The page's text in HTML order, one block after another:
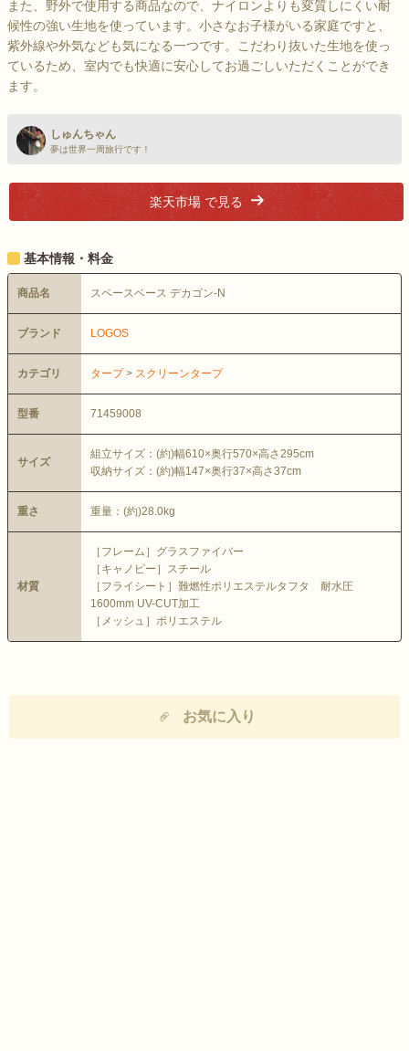
また、野外で使用する商品なので、ナイロンよりも変質しにくい耐
候性の強い生地を使っています。小さなお子様がいる家庭ですと、
紫外線や外気なども気になる一つです。こだわり抜いた生地を使っ
ているため、室内でも快適に安心してお過ごしいただくことができ
ます。
しゅんちゃん
夢は世界一周旅行です！
楽天市場 で見る
基本情報・料金
商品名 スペースベース デカゴン-N
ブランド LOGOS
カテゴリ タープ> スクリーンタープ
型番 71459008
サイズ
組立サイズ：(約)幅610×奥行570×高さ295cm
収納サイズ：(約)幅147×奥行37×高さ37cm
重さ 重量：(約)28.0kg
材質
［フレーム］グラスファイバー
［キャノピー］スチール
［フライシート］難燃性ポリエステルタフタ 耐水圧
1600mm UV-CUT加工
［メッシュ］ポリエステル
お気に入り